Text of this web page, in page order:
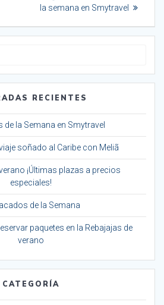
entrada:
la semana en Smytravel
RECIENTES
de la Semana en Smytravel
soñado al Caribe con Meliã
¡Últimas plazas a precios
especiales!
de la Semana
paquetes en la Rebajajas de
verano
CATEGORÍA